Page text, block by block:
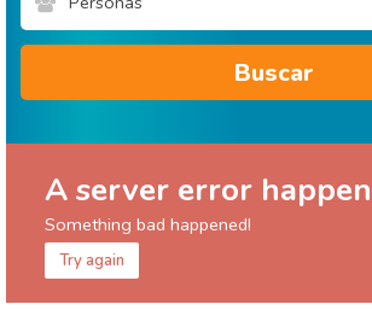
Buscar
A server error
Something bad happened!
Try again